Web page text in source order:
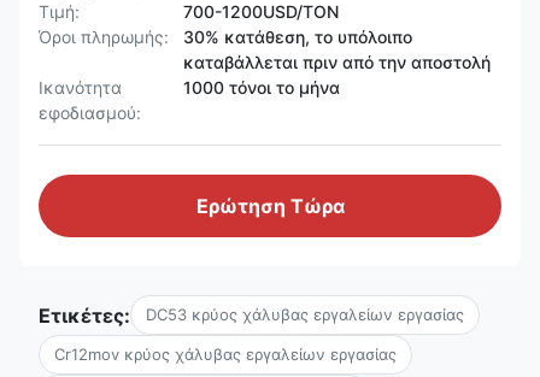
Τιμή:
700-1200USD/TON
Όροι πληρωμής:
30% κατάθεση, το υπόλοιπο
καταβάλλεται πριν από την αποστολή
Ικανότητα
εφοδιασμού:
1000 τόνοι το μήνα
Ερώτηση Τώρα
Ετικέτες: DC53 κρύος χάλυβας εργαλείων εργασίας
Cr12mov κρύος χάλυβας εργαλείων εργασίας